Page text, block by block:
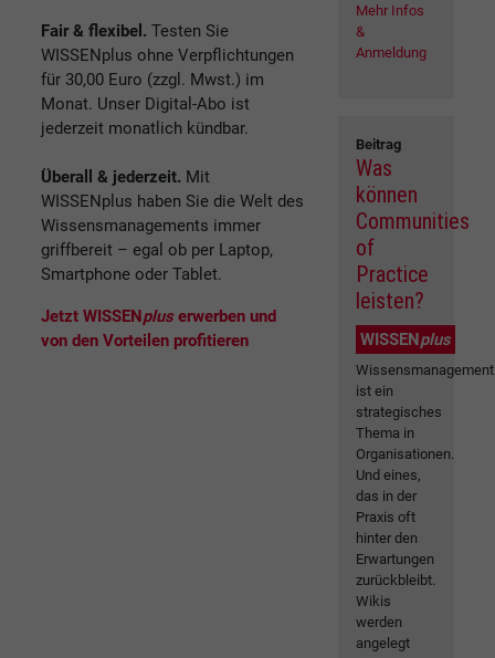
Fair & flexibel. Testen Sie
WISSENplus ohne Verpflichtungen
für 30,00 Euro (zzgl. Mwst.) im
Monat. Unser Digital-Abo ist
jederzeit monatlich kündbar.
Überall & jederzeit. Mit
WISSENplus haben Sie die Welt des
Wissensmanagements immer
griffbereit – egal ob per Laptop,
Smartphone oder Tablet.
Jetzt WISSENplus erwerben und
von den Vorteilen profitieren
Mehr Infos
&
Anmeldung
Beitrag
Was
können
Communities
of
Practice
leisten?
WISSENplus
Wissensmanagement
ist ein
strategisches
Thema in
Organisationen.
Und eines,
das in der
Praxis oft
hinter den
Erwartungen
zurückbleibt.
Wikis
werden
angelegt